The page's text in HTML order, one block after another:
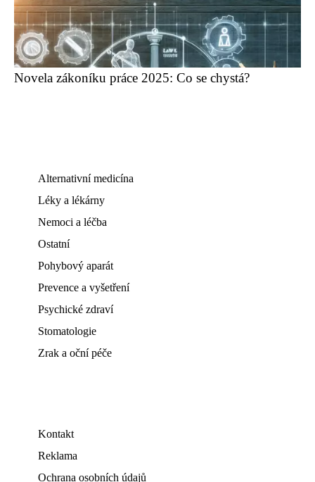
Novela zákoníku práce 2025: Co se chystá?
Alternativní medicína
Léky a lékárny
Nemoci a léčba
Ostatní
Pohybový aparát
Prevence a vyšetření
Psychické zdraví
Stomatologie
Zrak a oční péče
Kontakt
Reklama
Ochrana osobních údajů